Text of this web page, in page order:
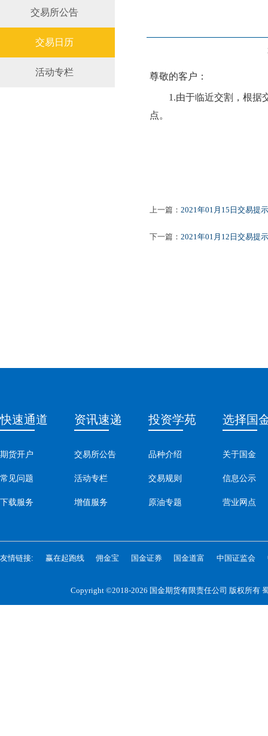
交易所公告
交易日历
活动专栏 尊敬的客户：
1.由于临近交割，根据
点。
上一篇： 2021年01月15日交易提示
下一篇： 2021年01月12日交易提示
快速通道
期货开户
常见问题
下载服务
资讯速递
交易所公告
活动专栏
增值服务
投资学苑
品种介绍
交易规则
原油专题
选择国
关于国金
信息公示
营业网点
友情链接: 赢在起跑线 佣金宝 国金证券 国金道富 中国证监会
Copyright ©2018-2026 国金期货有限责任公司 版权所有